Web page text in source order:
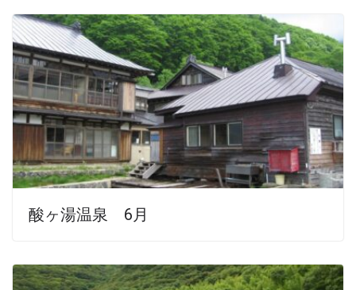
酸ヶ湯温泉 6月